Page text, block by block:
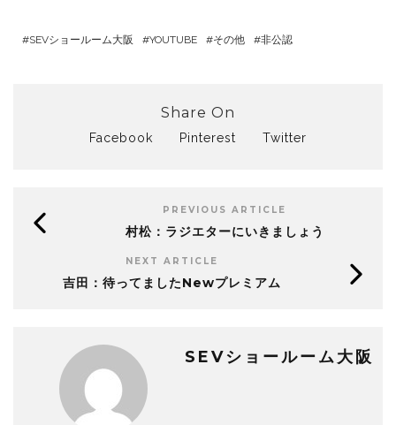
SEVショールーム大阪 YOUTUBE その他 非公認
Share On
Facebook Pinterest Twitter
PREVIOUS ARTICLE
村松：ラジエターにいきましょう
NEXT ARTICLE
吉田：待ってましたNewプレミアム
SEVショールーム大阪